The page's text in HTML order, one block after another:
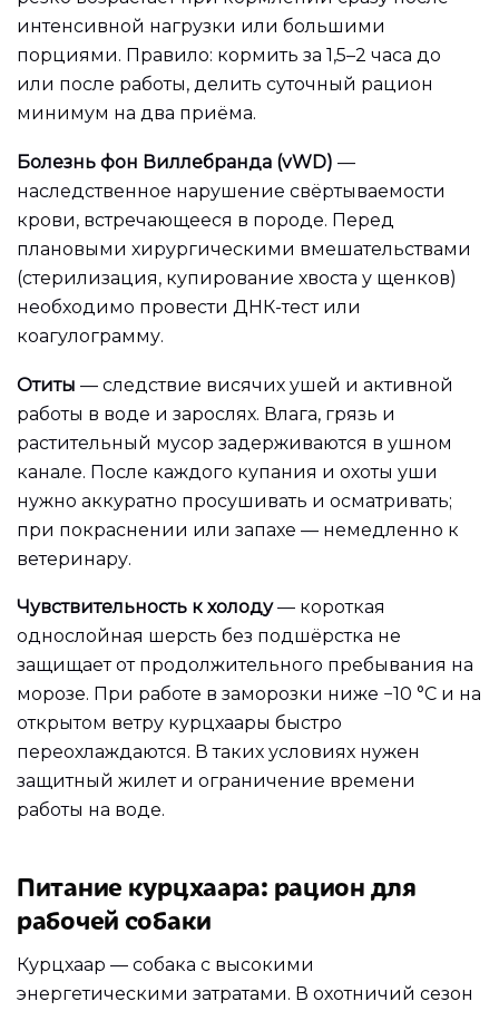
интенсивной нагрузки или большими
порциями. Правило: кормить за 1,5–2 часа до
или после работы, делить суточный рацион
минимум на два приёма.
Болезнь фон Виллебранда (vWD) —
наследственное нарушение свёртываемости
крови, встречающееся в породе. Перед
плановыми хирургическими вмешательствами
(стерилизация, купирование хвоста у щенков)
необходимо провести ДНК-тест или
коагулограмму.
Отиты — следствие висячих ушей и активной
работы в воде и зарослях. Влага, грязь и
растительный мусор задерживаются в ушном
канале. После каждого купания и охоты уши
нужно аккуратно просушивать и осматривать;
при покраснении или запахе — немедленно к
ветеринару.
Чувствительность к холоду— короткая
однослойная шерсть без подшёрстка не
защищает от продолжительного пребывания на
морозе. При работе в заморозки ниже −10 °C и на
открытом ветру курцхаары быстро
переохлаждаются. В таких условиях нужен
защитный жилет и ограничение времени
работы на воде.
Питание курцхаара: рацион для
рабочей собаки
Курцхаар — собака с высокими
энергетическими затратами. В охотничий сезон